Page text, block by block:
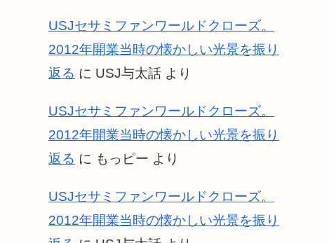
USJセサミファンワールドクローズ。
2012年開業当時の懐かしい光景を振り
返る に USJ与太話 より
USJセサミファンワールドクローズ。
2012年開業当時の懐かしい光景を振り
返る に もっピー より
USJセサミファンワールドクローズ。
2012年開業当時の懐かしい光景を振り